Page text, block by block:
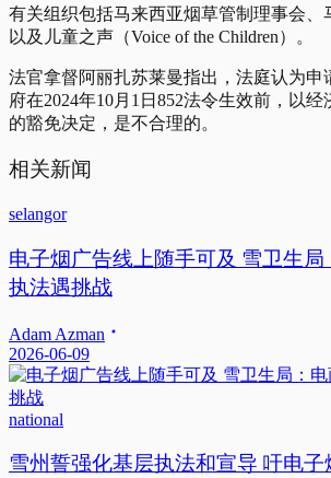
有关组织包括马来西亚烟草管制理事会、
以及儿童之声（Voice of the Children）。
法官拿督阿丽扎苏莱曼指出，法庭认为申
府在2024年10月1日852法令生效前，以
的豁免决定，是不合理的。
相关新闻
selangor
电子烟广告线上随手可及 雪卫生
执法遇挑战
Adam Azman
2026-06-09
national
雪州誓强化基层执法和宣导 吁电